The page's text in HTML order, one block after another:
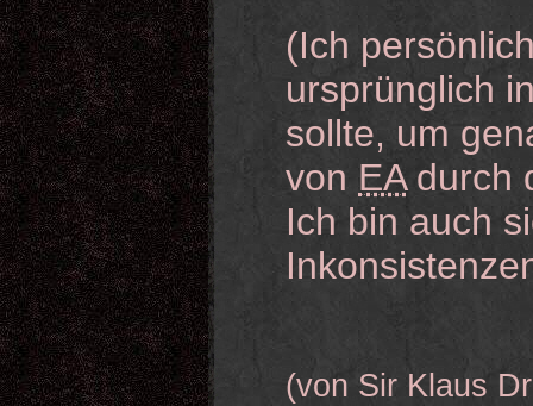
(Ich
ursprünglich
sollte, um
von EAdurch
Ich bin auch
(von Sir Klaus